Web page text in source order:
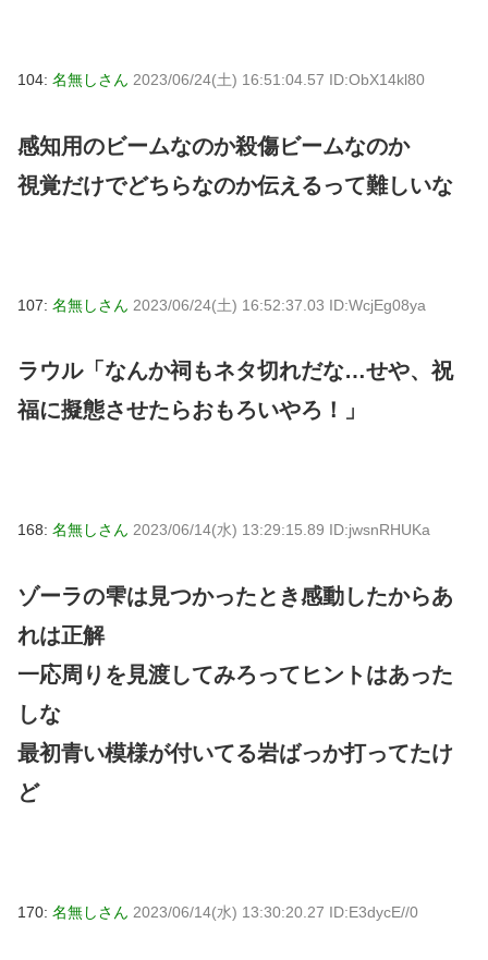
104: 名無しさん 2023/06/24(土) 16:51:04.57 ID:ObX14kl80
感知用のビームなのか殺傷ビームなのか
視覚だけでどちらなのか伝えるって難しいな
107: 名無しさん 2023/06/24(土) 16:52:37.03 ID:WcjEg08ya
ラウル「なんか祠もネタ切れだな…せや、祝
福に擬態させたらおもろいやろ！」
168: 名無しさん 2023/06/14(水) 13:29:15.89 ID:jwsnRHUKa
ゾーラの雫は見つかったとき感動したからあ
れは正解
一応周りを見渡してみろってヒントはあった
しな
最初青い模様が付いてる岩ばっか打ってたけ
ど
170: 名無しさん 2023/06/14(水) 13:30:20.27 ID:E3dycE//0